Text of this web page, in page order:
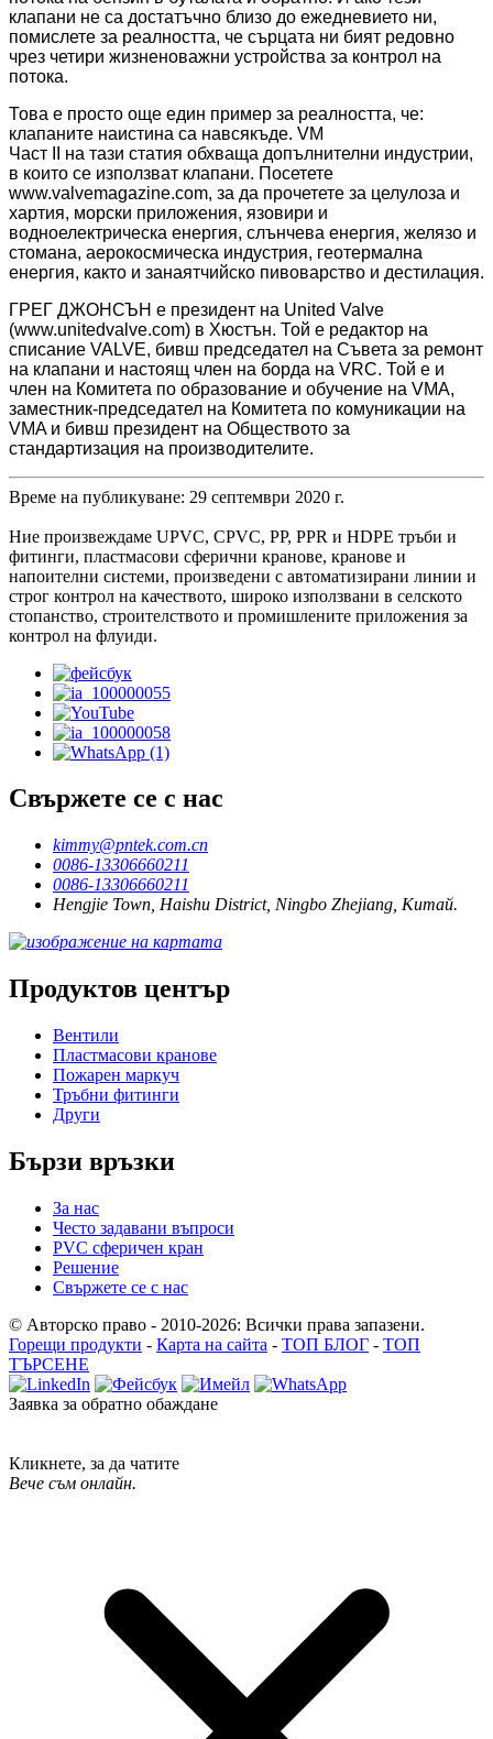
клапани не са достатъчно близо до ежедневието ни,
помислете за реалността, че сърцата ни бият редовно
чрез четири жизненоважни устройства за контрол на
потока.
Това е просто още един пример за реалността, че:
клапаните наистина са навсякъде. VM
Част II на тази статия обхваща допълнителни индустрии,
в които се използват клапани. Посетете
www.valvemagazine.com, за да прочетете за целулоза и
хартия, морски приложения, язовири и
водноелектрическа енергия, слънчева енергия, желязо и
стомана, аерокосмическа индустрия, геотермална
енергия, както и занаятчийско пивоварство и дестилация.
ГРЕГ ДЖОНСЪН е президент на United Valve
(www.unitedvalve.com) в Хюстън. Той е редактор на
списание VALVE, бивш председател на Съвета за ремонт
на клапани и настоящ член на борда на VRC. Той е и
член на Комитета по образование и обучение на VMA,
заместник-председател на Комитета по комуникации на
VMA и бивш президент на Обществото за
стандартизация на производителите.
Време на публикуване: 29 септември 2020 г.
Ние произвеждаме UPVC, CPVC, PP, PPR и HDPE тръби и
фитинги, пластмасови сферични кранове, кранове и
напоителни системи, произведени с автоматизирани линии и
строг контрол на качеството, широко използвани в селското
стопанство, строителството и промишлените приложения за
контрол на флуиди.
Свържете се с нас
kimmy@pntek.com.cn
0086-13306660211
0086-13306660211
Hengjie Town, Haishu District, Ningbo Zhejiang, Китай.
Продуктов център
Вентили
Пластмасови кранове
Пожарен маркуч
Тръбни фитинги
Други
Бързи връзки
За нас
Често задавани въпроси
PVC сферичен кран
Решение
Свържете се с нас
© Авторско право - 2010-2026: Всички права запазени.
Горещи продукти - Карта на сайта - ТОП БЛОГ - ТОП
ТЪРСЕНЕ
Заявка за обратно обаждане
Кликнете, за да чатите
Вече съм онлайн.